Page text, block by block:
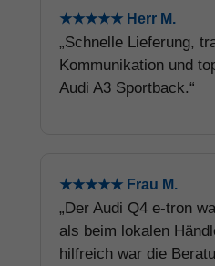
★★★★★ Herr M.
„Schnelle Lieferung,
Kommunikation und
Audi A3 Sportback.“
★★★★★ Frau M.
„Der Audi Q4 e-tron
als beim lokalen
hilfreich war die